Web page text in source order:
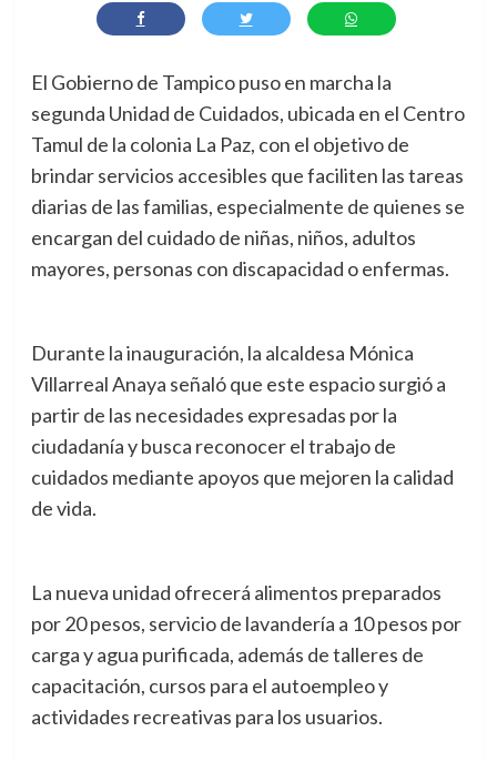
El Gobierno de Tampico puso en marcha la
segunda Unidad de Cuidados, ubicada en el Centro
Tamul de la colonia La Paz, con el objetivo de
brindar servicios accesibles que faciliten las tareas
diarias de las familias, especialmente de quienes se
encargan del cuidado de niñas, niños, adultos
mayores, personas con discapacidad o enfermas.
Durante la inauguración, la alcaldesa Mónica
Villarreal Anaya señaló que este espacio surgió a
partir de las necesidades expresadas por la
ciudadanía y busca reconocer el trabajo de
cuidados mediante apoyos que mejoren la calidad
de vida.
La nueva unidad ofrecerá alimentos preparados
por 20 pesos, servicio de lavandería a 10 pesos por
carga y agua purificada, además de talleres de
capacitación, cursos para el autoempleo y
actividades recreativas para los usuarios.